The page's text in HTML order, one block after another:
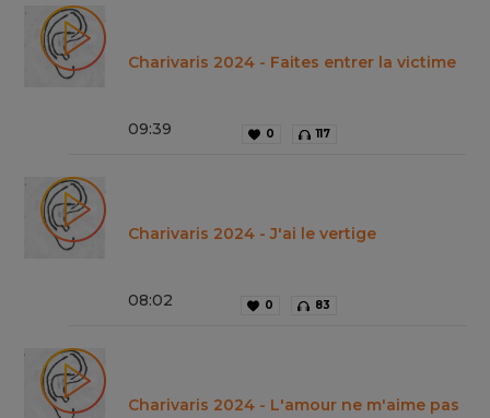
Charivaris 2024 - Faites entrer la victime
09:39 0 117
Charivaris 2024 - J'ai le vertige
08:02 0 83
Charivaris 2024 - L'amour ne m'aime pas